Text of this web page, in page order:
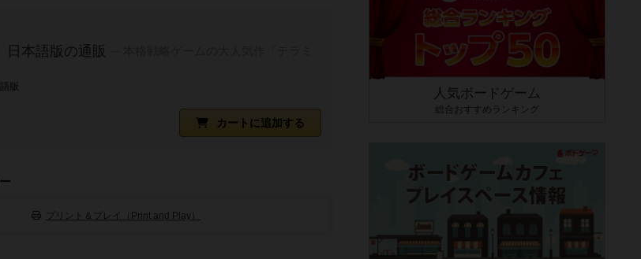
本語版の通販
カートに追加する
プリント＆プレイ（Print and Play）
人気ボードゲーム
総合おすすめランキング